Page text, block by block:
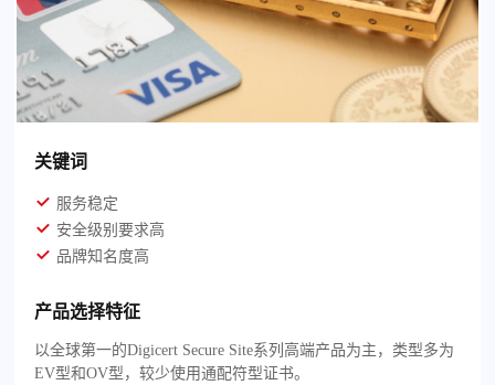
关键词
服务稳定
安全级别要求高
品牌知名度高
产品选择特征
以全球第一的Digicert Secure Site系列高端产品为主，类型多为
EV型和OV型，较少使用通配符型证书。